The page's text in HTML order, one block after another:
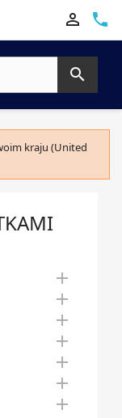
phone


kraju (United






